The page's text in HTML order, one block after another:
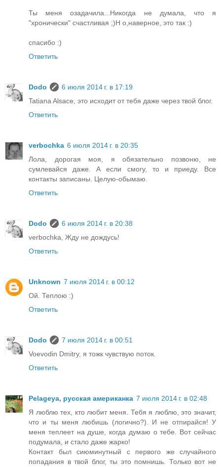
Ты меня озадачила...Никогда не думала, что я
"хронически" счастливая ;)Н о,наверное, это так :)
спасибо :)
Ответить
Dodo
6 июля 2014 г. в 17:19
Tatiana Alsace, это исходит от тебя даже через твой блог.
Ответить
verbochka 6 июля 2014 г. в 20:35
Лола, дорогая моя, я обязательно позвоню, не
сумлевайся даже. А если смогу, то и приеду. Все
контакты записаны. Целую-обымаю.
Ответить
Dodo
6 июля 2014 г. в 20:38
verbochka, Жду не дождусь!
Ответить
Unknown 7 июля 2014 г. в 00:12
Ой. Теплою :)
Ответить
Dodo
7 июля 2014 г. в 00:51
Voevodin Dmitry, я тожк чувствую поток.
Ответить
Pelageya, русская американка 7 июля 2014 г. в 02:48
Я люблю тех, кто любит меня. Тебя я люблю, это значит,
что и ты меня любишь (логично?). И не отпирайся! У
меня теплеет на душе, когда думаю о тебе. Вот сейчас
подумала, и стало даже жарко!
Контакт был сиюминутный с первого же случайного
попадания в твой блог, ты это помнишь. Только вот не